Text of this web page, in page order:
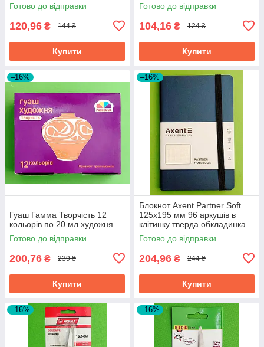
Готово до відправки
120,96 ₴ 144 ₴
Купити
Готово до відправки
104,16 ₴ 124 ₴
Купити
–16%
Гуаш Гамма Творчість 12
кольорів по 20 мл художня
Готово до відправки
200,76 ₴ 239 ₴
Купити
–16%
Блокнот Axent Partner Soft
125х195 мм 96 аркушів в
клітинку тверда обкладинка
синій
Готово до відправки
204,96 ₴ 244 ₴
Купити
–16% –16%